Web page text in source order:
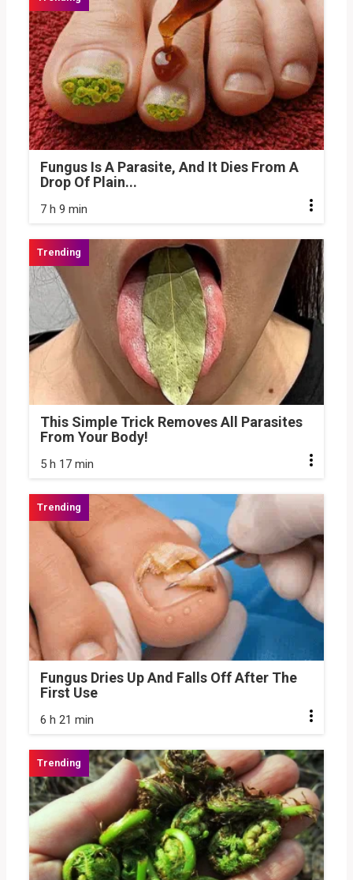
Fungus Is A Parasite, And It Dies From A
Drop Of Plain...
7 h 9 min
This Simple Trick Removes All Parasites
From Your Body!
5 h 17 min
Fungus Dries Up And Falls Off After The
First Use
6 h 21 min